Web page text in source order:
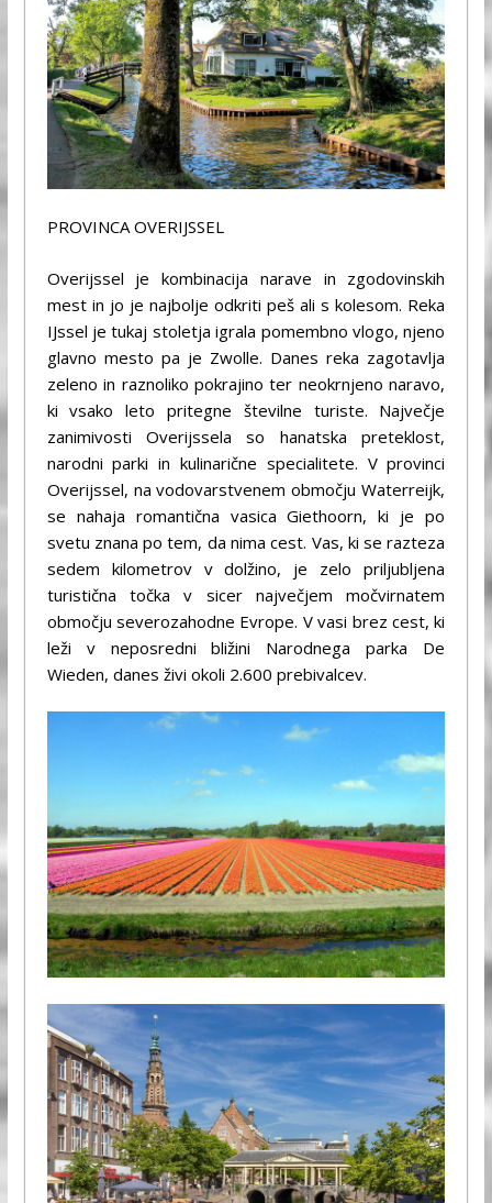
PROVINCA OVERIJSSEL
Overijssel je kombinacija narave in zgodovinskih
mest in jo je najbolje odkriti peš ali s kolesom. Reka
IJssel je tukaj stoletja igrala pomembno vlogo, njeno
glavno mesto pa je Zwolle. Danes reka zagotavlja
zeleno in raznoliko pokrajino ter neokrnjeno naravo,
ki vsako leto pritegne številne turiste. Največje
zanimivosti Overijssela so hanatska preteklost,
narodni parki in kulinarične specialitete. V provinci
Overijssel, na vodovarstvenem območju Waterreijk,
se nahaja romantična vasica Giethoorn, ki je po
svetu znana po tem, da nima cest. Vas, ki se razteza
sedem kilometrov v dolžino, je zelo priljubljena
turistična točka v sicer največjem močvirnatem
območju severozahodne Evrope. V vasi brez cest, ki
leži v neposredni bližini Narodnega parka De
Wieden, danes živi okoli 2.600 prebivalcev.